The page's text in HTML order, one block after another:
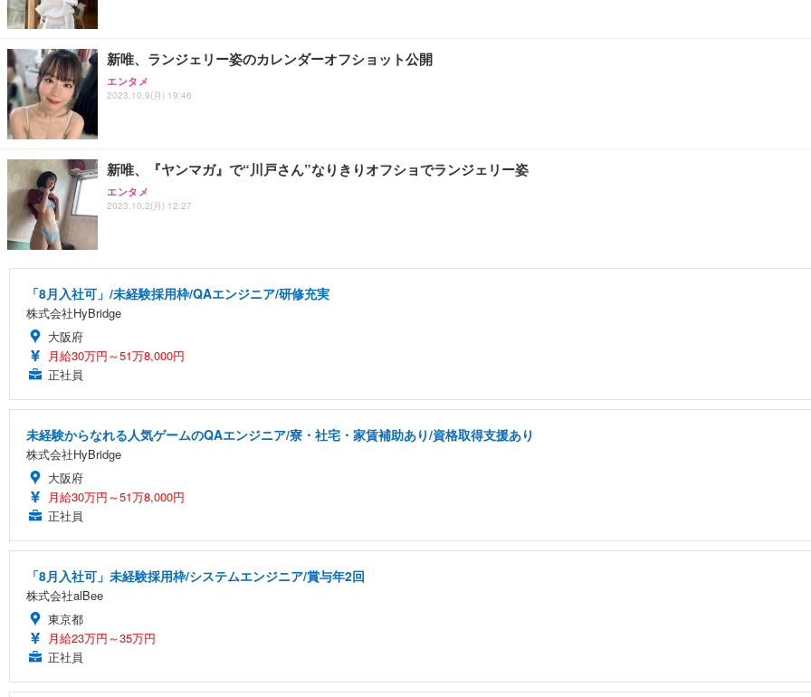
新唯、ランジェリー姿のカレンダーオフショット公開
エンタメ
2023.10.9(月) 19:46
新唯、『ヤンマガ』で“川戸さん”なりきりオフショでランジェリー姿
エンタメ
2023.10.2(月) 12:27
「8月入社可」/未経験採用枠/QAエンジニア/研修充実
株式会社HyBridge
大阪府
月給30万円～51万8,000円
正社員
未経験からなれる人気ゲームのQAエンジニア/寮・社宅・家賃補助あり/資格取得支援あり
株式会社HyBridge
大阪府
月給30万円～51万8,000円
正社員
「8月入社可」未経験採用枠/システムエンジニア/賞与年2回
株式会社alBee
東京都
月給23万円～35万円
正社員